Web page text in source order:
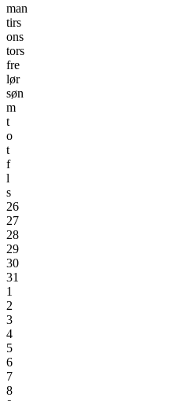
man
tirs
ons
tors
fre
lør
søn
m
t
o
t
f
l
s
26
27
28
29
30
31
1
2
3
4
5
6
7
8